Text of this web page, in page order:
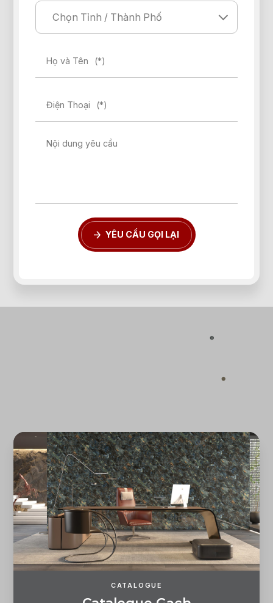
Họ và Tên (*)
Điện Thoại (*)
Nội dung yêu cầu
YÊU CẦU GỌI LẠI
CATALOGUE
Quên mật khẩu?
ĐĂNG KÝ ĐĂNG NHẬP